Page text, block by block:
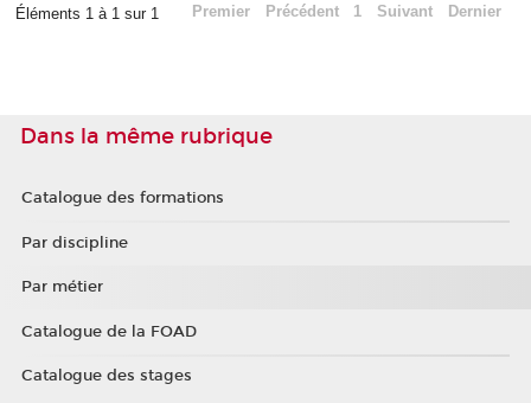
Éléments 1 à 1 sur 1 Premier Précédent 1 Suivant Dernier
Dans la même rubrique
Catalogue des formations
Par discipline
Par métier
Catalogue de la FOAD
Catalogue des stages